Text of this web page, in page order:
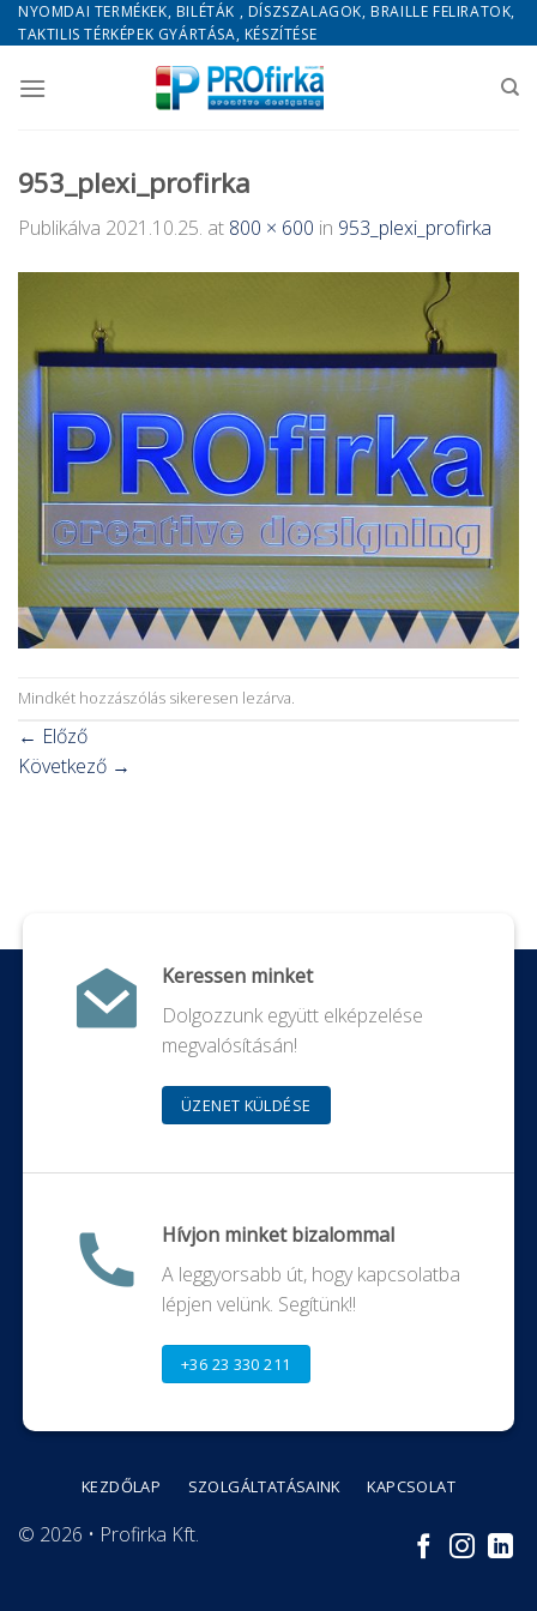
Skip
to
NYOMDAI TERMÉKEK, BILÉTÁK , DÍSZSZALAGOK, BRAILLE FELIRATOK,
TAKTILIS TÉRKÉPEK GYÁRTÁSA, KÉSZÍTÉSE
953_plexi_profirka
Publikálva 2021.10.25. at 800 × 600 in 953_plexi_profirka
Mindkét hozzászólás sikeresen lezárva.
← Előző
Következő →
Keressen minket
Dolgozzunk együtt elképzelése
megvalósításán!
ÜZENET KÜLDÉSE
Hívjon minket bizalommal
A leggyorsabb út, hogy kapcsolatba
lépjen velünk. Segítünk!!
+36 23 330 211
© 2026 • Profirka Kft.
KEZDŐLAP SZOLGÁLTATÁSAINK KAPCSOLAT